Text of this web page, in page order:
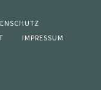
IMPRESSUM